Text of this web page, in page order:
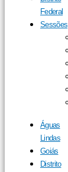
Federal
Sessões
Águas
Lindas
Goiás
Distrito